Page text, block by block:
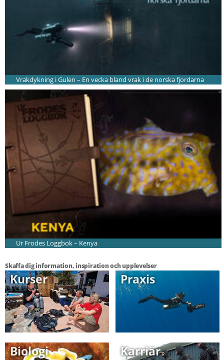
Vrakdykning i Gulen – En vecka bland vrak i de norska fjordarna
Ur Frodes Loggbok – Kenya
Skaffa dig information, inspiration och upplevelser
Kurser Praxis
Biologi Karriär